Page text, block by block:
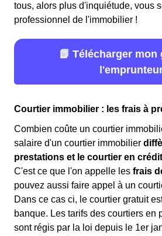
tous, alors plus d'inquiétude, vous
professionnel de l'immobilier !
📗 Télécharger mon
Courtier immobilier : les frais à
Combien coûte un courtier
salaire d'un courtier immobilier
prestations et le courtier en
C'est ce que l'on appelle les frais
pouvez aussi faire appel à un
Dans ce cas ci, le courtier gratuit
banque. Les tarifs des courtiers en
sont régis par la loi depuis le 1er